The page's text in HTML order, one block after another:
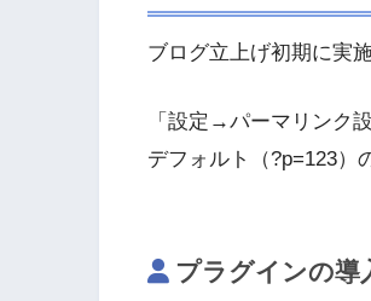
ブログ立上げ初期に実
「設定→パーマリンク
デフォルト（?p=123）
プラグインの導